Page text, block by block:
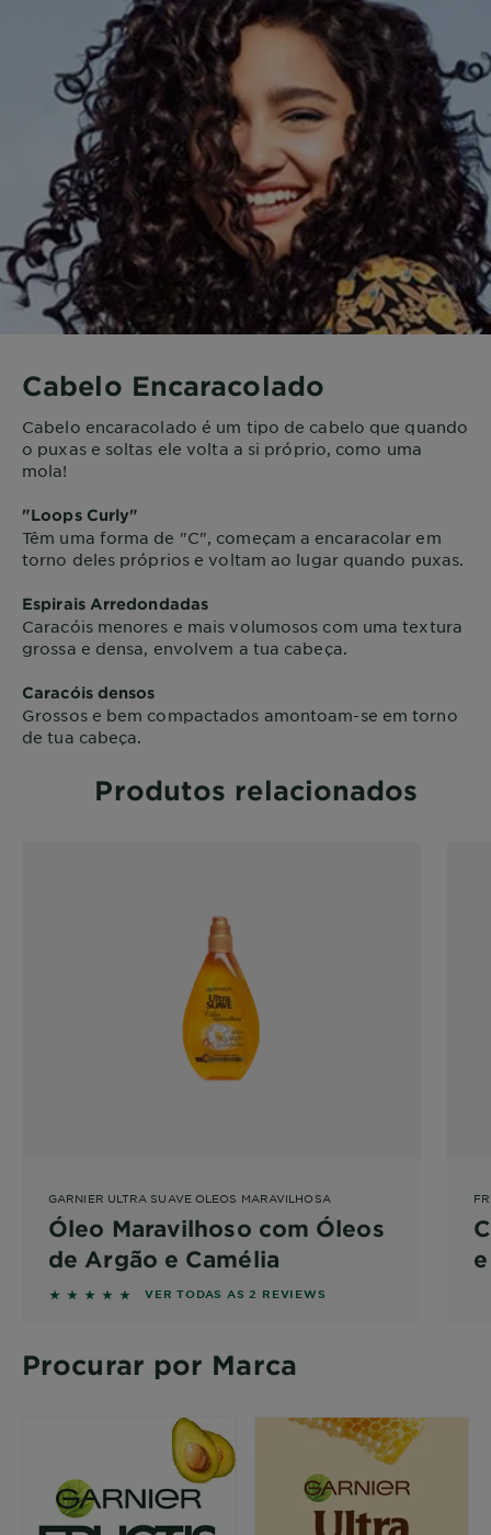
Cabelo Encaracolado
Cabelo encaracolado é um tipo de cabelo que quando
o puxas e soltas ele volta a si próprio, como uma
mola!
"Loops Curly"
Têm uma forma de "C", começam a encaracolar em
torno deles próprios e voltam ao lugar quando puxas.
Espirais Arredondadas
Caracóis menores e mais volumosos com uma textura
grossa e densa, envolvem a tua cabeça.
Caracóis densos
Grossos e bem compactados amontoam-se em torno
de tua cabeça.
Produtos relacionados
GARNIER ULTRA SUAVE OLEOS MARAVILHOSA
Óleo Maravilhoso com Óleos
de Argão e Camélia
5 out of 5 stars based on reviews
VER TODAS AS 2 REVIEWS
Procurar por Marca